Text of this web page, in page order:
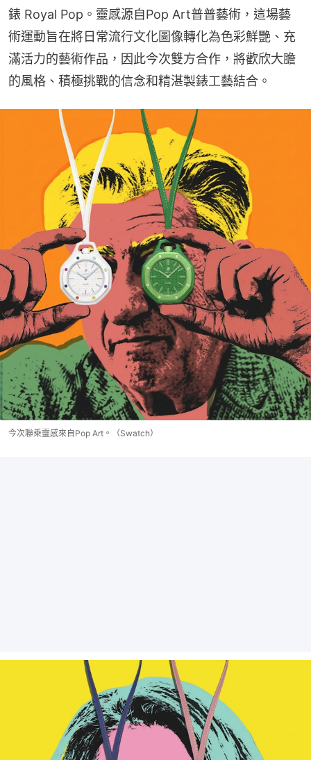
錶 Royal Pop。靈感源自Pop Art普普藝術，這場藝
術運動旨在將日常流行文化圖像轉化為色彩鮮艷、充
滿活力的藝術作品，因此今次雙方合作，將歡欣大膽
的風格、積極挑戰的信念和精湛製錶工藝結合。
今次聯乘靈感來自Pop Art。（Swatch）